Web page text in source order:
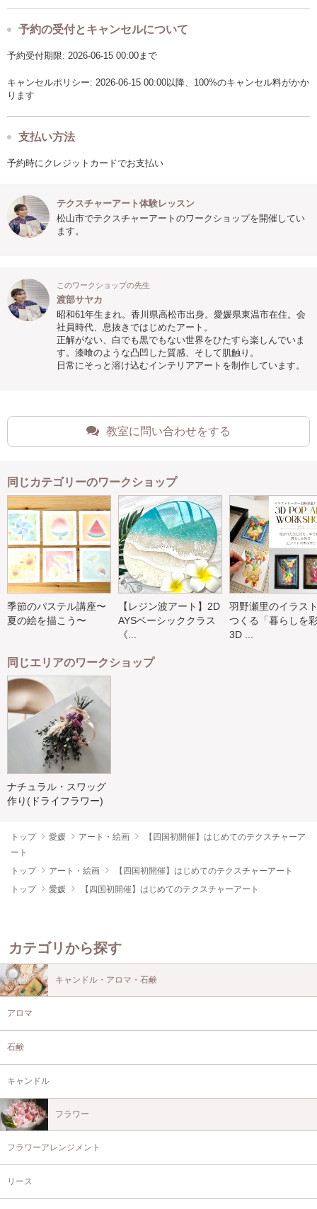
予約の受付とキャンセルについて
予約受付期限: 2026-06-15 00:00まで
キャンセルポリシー: 2026-06-15 00:00以降、100%のキャンセル料がかか
ります
支払い方法
予約時にクレジットカードでお支払い
テクスチャーアート体験レッスン
松山市でテクスチャーアートのワークショップを開催してい
ます。
このワークショップの先生
渡部サヤカ
昭和61年生まれ。香川県高松市出身。愛媛県東温市在住。会
社員時代、息抜きではじめたアート。
正解がない、白でも黒でもない世界をひたすら楽しんでいま
す。漆喰のような凸凹した質感、そして肌触り。
日常にそっと溶け込むインテリアアートを制作しています。
教室に問い合わせをする
同じカテゴリーのワークショップ
季節のパステル講座〜
夏の絵を描こう〜
【レジン波アート】2D
AYSベーシッククラス
《...
羽野瀬里のイラス
つくる「暮らしを
3D ...
同じエリアのワークショップ
ナチュラル・スワッグ
作り(ドライフラワー)
トップ 愛媛 アート・絵画
【四国初開催】はじめてのテクスチャーア
ート
トップ
アート・絵画
【四国初開催】はじめてのテクスチャーアート
トップ
愛媛 【四国初開催】はじめてのテクスチャーアート
カテゴリから探す
キャンドル・アロマ・石鹸
アロマ
石鹸
キャンドル
フラワー
フラワーアレンジメント
リース